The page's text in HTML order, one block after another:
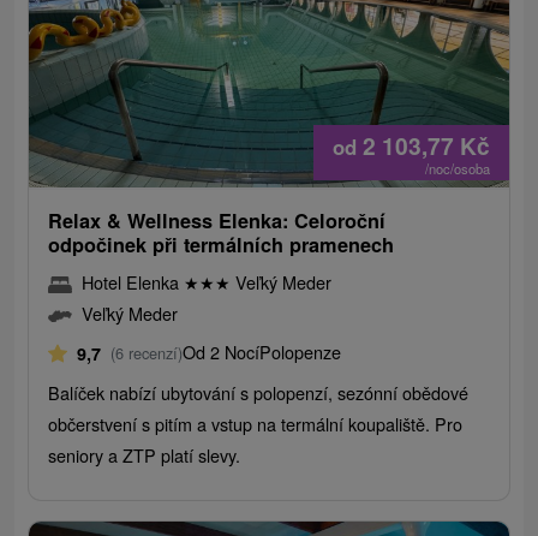
od 2 103,77 Kč
/noc/osoba
Relax & Wellness Elenka: Celoroční
odpočinek při termálních pramenech
Hotel Elenka ★★★ Veľký Meder
Veľký Meder
9,7 (6 recenzí)Od 2 NocíPolopenze
Balíček nabízí ubytování s polopenzí, sezónní obědové
občerstvení s pitím a vstup na termální koupaliště. Pro
seniory a ZTP platí slevy.